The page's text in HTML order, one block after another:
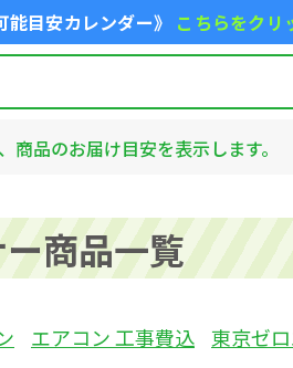
能目安カレンダー》 こちらをクリ
商品のお届け目安を表示します。
商品一覧
エアコン 工事費込 東京ゼ